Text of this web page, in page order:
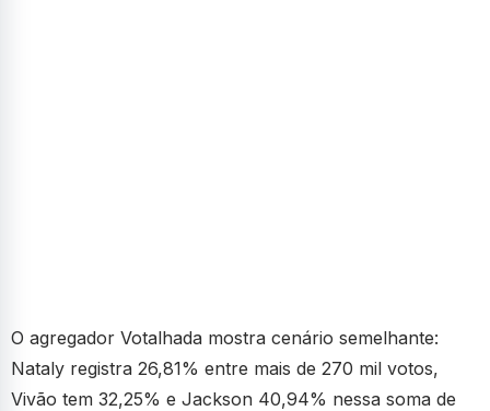
O agregador Votalhada mostra cenário semelhante:
Nataly registra 26,81% entre mais de 270 mil votos,
Vivão tem 32,25% e Jackson 40,94% nessa soma de